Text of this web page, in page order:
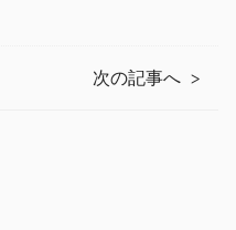
次の記事へ